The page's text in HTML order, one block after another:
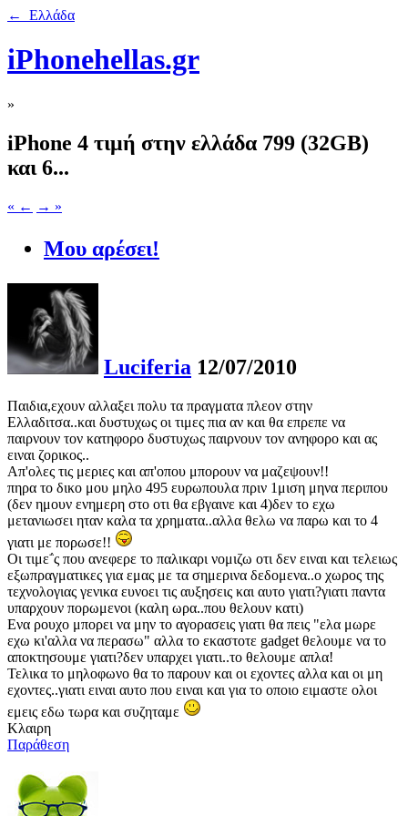
← Ελλάδα
iPhonehellas.gr
»
iPhone 4 τιμή στην ελλάδα 799 (32GB)
και 6...
« ← → »
Μου αρέσει!
Luciferia 12/07/2010
Παιδια,εχουν αλλαξει πολυ τα πραγματα πλεον στην
Ελλαδιτσα..και δυστυχως οι τιμες πια αν και θα επρεπε να
παιρνουν τον κατηφορο δυστυχως παιρνουν τον ανηφορο και ας
ειναι ζορικος..
Απ'ολες τις μεριες και απ'οπου μπορουν να μαζεψουν!!
πηρα το δικο μου μηλο 495 ευρωπουλα πριν 1μιση μηνα περιπου
(δεν ημουν ενημερη στο οτι θα εβγαινε και 4)δεν το εχω
μετανιωσει ηταν καλα τα χρηματα..αλλα θελω να παρω και το 4
γιατι με πορωσε!!
Οι τιμε΅ς που ανεφερε το παλικαρι νομιζω οτι δεν ειναι και τελειως
εξωπραγματικες για εμας με τα σημερινα δεδομενα..ο χωρος της
τεχνολογιας γενικα ευνοει τις αυξησεις και αυτο γιατι?γιατι παντα
υπαρχουν πορωμενοι (καλη ωρα..που θελουν κατι)
Ενα ρουχο μπορει να μην το αγορασεις γιατι θα πεις "ελα μωρε
εχω κι'αλλα να περασω" αλλα το εκαστοτε gadget θελουμε να το
αποκτησουμε γιατι?δεν υπαρχει γιατι..το θελουμε απλα!
Τελικα το μηλοφωνο θα το παρουν και οι εχοντες αλλα και οι μη
εχοντες..γιατι ειναι αυτο που ειναι και για το οποιο ειμαστε ολοι
εμεις εδω τωρα και συζηταμε
Κλαιρη
Παράθεση